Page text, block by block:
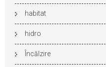
habitat
hidro
Încălzire